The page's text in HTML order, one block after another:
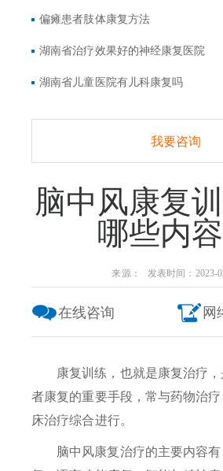
偏瘫患者肢体康复方法
湖南省治疗效果好的神经康复医院
湖南省儿童医院有儿科康复吗
我要咨询
脑中风康复
哪些内
来源： 发表时间：2023-
在线咨询 网
康复训练，也就是康复治疗
者康复的重要手段，常与药物治
床治疗综合进行。
脑中风康复治疗的主要内容